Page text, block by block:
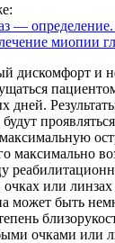
— определение.
миопии
дискомфорт и
дней.
будут
максимально
или
может быть
очками или